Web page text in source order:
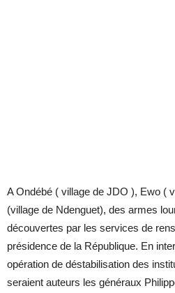
A Ondébé ( village de JDO ), Ewo (
(village de Ndenguet), des armes
découvertes par les services de
présidence de la République. En
opération de déstabilisation des
seraient auteurs les généraux